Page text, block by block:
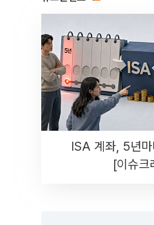
ISA 계좌, 5년
[이슈크